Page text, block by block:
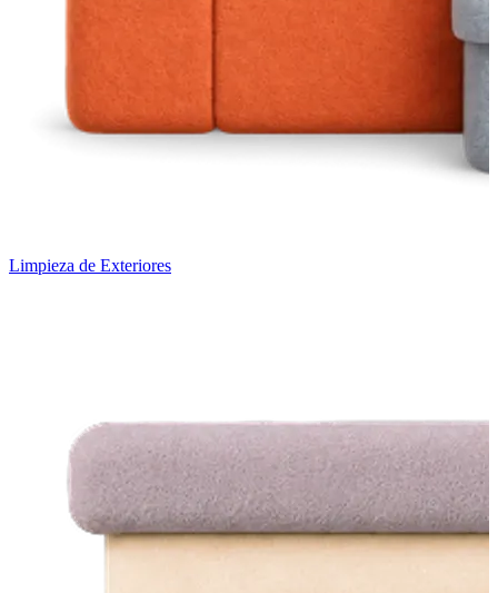
Limpieza de Exteriores